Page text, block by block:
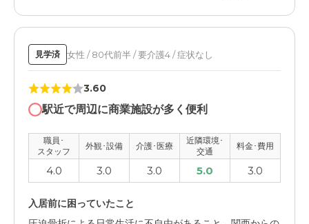
とても充実しており、これなら入居する本人も私も安心し
て入居・利用出来ると思ったから。
近隣環境や交通アクセスについて
本人の希望に沿った場所だったから。
料金費用について
全体的（施設整備・スタッフ）な条件も、現在の経済状況
に照らし合わせても申し分ないから。
見学済 女性 / 80代前半 / 要介護4 / 症状なし
3.60
駅近で周辺に商業施設が多く便利
職員･
スタッフ
外観･設備 介護･医療
近隣環境･
交通
料金･費用
4.0 3.0 3.0 5.0 3.0
入居前に困っていたこと